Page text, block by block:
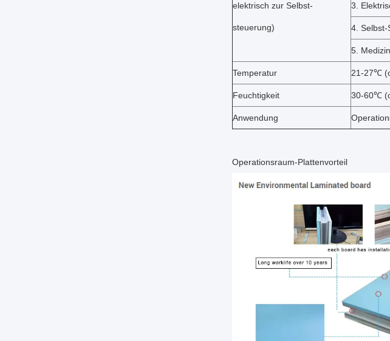
elektrisch zur Selbst-
steuerung)
3.
4. Selbst-
5.
Temperatur 21-27℃
Feuchtigkeit 30-60℃
Anwendung
Operationsraum-Plattenvorteil